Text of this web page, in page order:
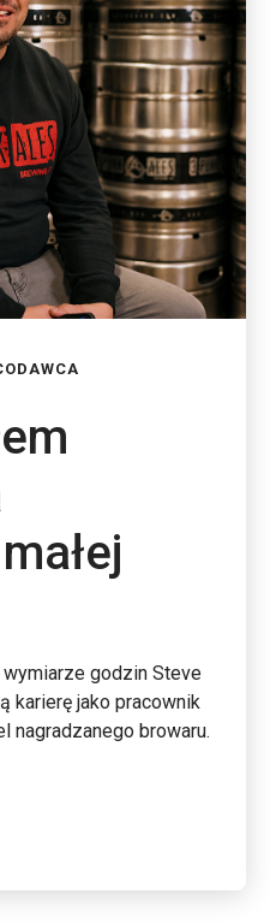
wymiarze godzin Steve
karierę jako pracownik
nagradzanego browaru.